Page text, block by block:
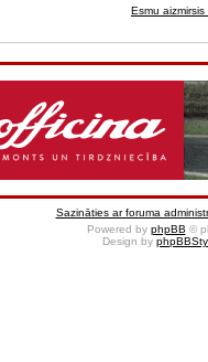
Esmu
Sazināties ar foruma
Powered by phpBB ©
Design by